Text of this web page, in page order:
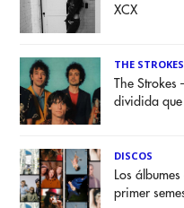
XCX
THE STROKES
The Strokes
dividida que
DISCOS
Los
primer